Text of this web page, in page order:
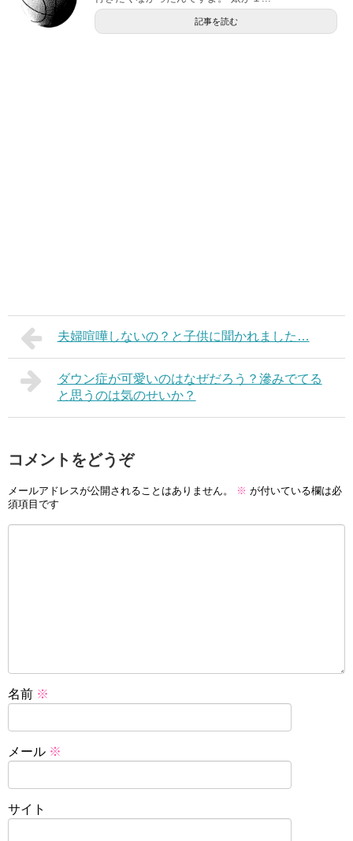
記事を読む
夫婦喧嘩しないの？と子供に聞かれました…
ダウン症が可愛いのはなぜだろう？滲みでてる
と思うのは気のせいか？
コメントをどうぞ
メールアドレスが公開されることはありません。 ※ が付いている欄は必
須項目です
名前 ※
メール ※
サイト